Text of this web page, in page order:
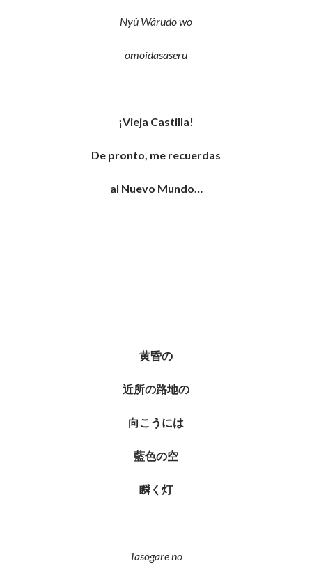
Nyû Wârudo wo
omoidasaseru
¡Vieja Castilla!
De pronto, me recuerdas
al Nuevo Mundo…
黄昏の
近所の路地の
向こうには
藍色の空
瞬く灯
Tasogare no